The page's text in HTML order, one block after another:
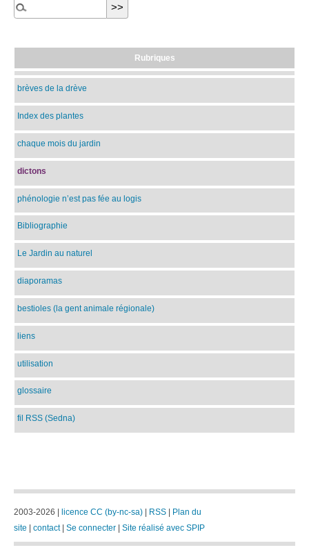
Rubriques
brèves de la drève
Index des plantes
chaque mois du jardin
dictons
phénologie n’est pas fée au logis
Bibliographie
Le Jardin au naturel
diaporamas
bestioles (la gent animale régionale)
liens
utilisation
glossaire
fil RSS (Sedna)
2003-2026 | licence CC (by-nc-sa) RSS
Plan du
site
contact| Se connecter Site réalisé avec SPIP